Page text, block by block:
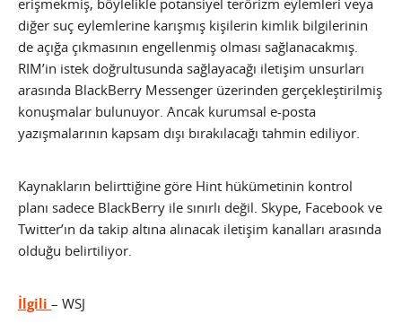
diğer suç eylemlerine karışmış kişilerin kimlik bilgilerinin
de açığa çıkmasının engellenmiş olması sağlanacakmış.
RIM’in istek doğrultusunda sağlayacağı iletişim unsurları
arasında BlackBerry Messenger üzerinden gerçekleştirilmiş
konuşmalar bulunuyor. Ancak kurumsal e-posta
yazışmalarının kapsam dışı bırakılacağı tahmin ediliyor.
Kaynakların belirttiğine göre Hint hükümetinin kontrol
planı sadece BlackBerry ile sınırlı değil. Skype, Facebook ve
Twitter’ın da takip altına alınacak iletişim kanalları arasında
olduğu belirtiliyor.
İlgili – WSJ